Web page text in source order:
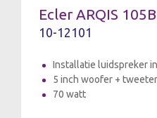
Ecler ARQIS
10-12101
Installatie luidspreker
5 inch woofer + tweeter
70 watt